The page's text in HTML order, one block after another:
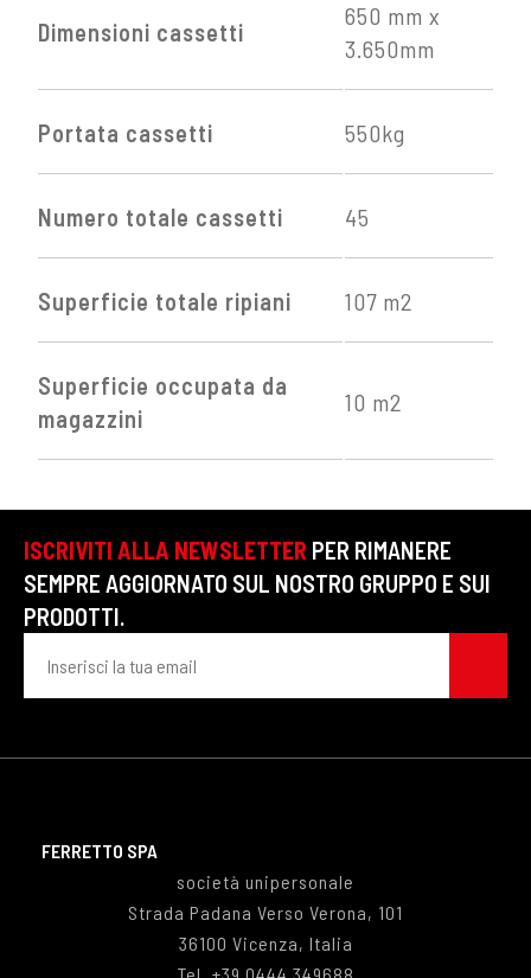
Dimensioni cassetti
650 mm x
3.650mm
Portata cassetti 550kg
Numero totale cassetti 45
Superficie totale ripiani 107 m2
Superficie occupata da
magazzini
10 m2
ISCRIVITI ALLA NEWSLETTER PER RIMANERE
SEMPRE AGGIORNATO SUL NOSTRO GRUPPO E SUI
PRODOTTI.
FERRETTO SPA
società unipersonale
Strada Padana Verso Verona, 101
36100 Vicenza, Italia